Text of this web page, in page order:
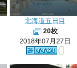
北海道五日目
20枚
2018年07月27日